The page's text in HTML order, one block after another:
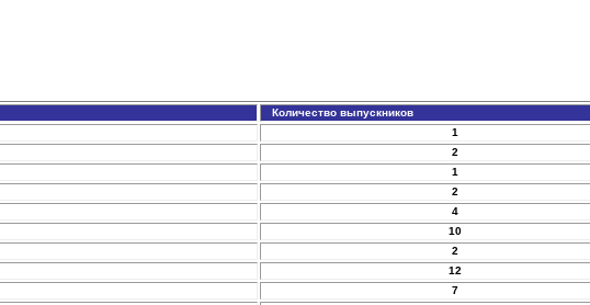
Количество выпускников
1
2
1
2
4
10
2
12
7